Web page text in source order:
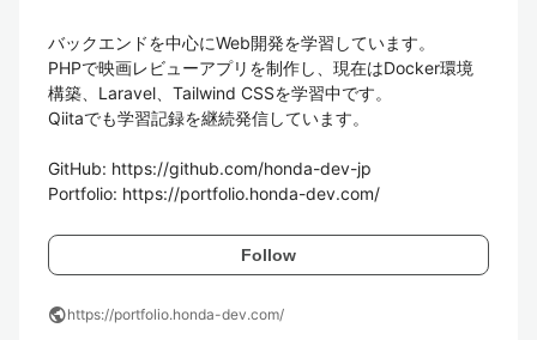
バックエンドを中心にWeb開発を学習しています。
PHPで映画レビューアプリを制作し、現在はDocker環境
構築、Laravel、Tailwind CSSを学習中です。
Qiitaでも学習記録を継続発信しています。
GitHub: https://github.com/honda-dev-jp
Follow
publichttps://portfolio.honda-dev.com/